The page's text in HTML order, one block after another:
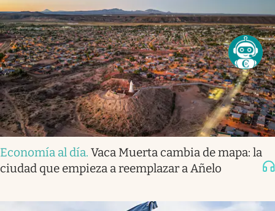
Economía al día. Vaca Muerta cambia de mapa: la
ciudad que empieza a reemplazar a Añelo